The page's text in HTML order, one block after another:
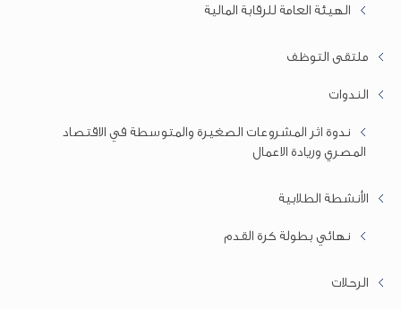
الهيئة العامة للرقابة المالية
ملتقى التوظف
الندوات
ندوة اثر المشروعات الصغيرة والمتوسطة في الاقتصاد
المصري وريادة الاعمال
الأنشطة الطلابية
نهائي بطولة كرة القدم
الرحلات